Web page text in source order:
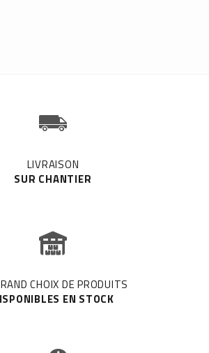
LIVRAISON
SUR CHANTIER
CHOIX DE PRODUITS
EN STOCK